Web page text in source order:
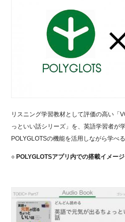
リスニング学習教材として評価の高い「
っといい話シリーズ」を、英語学習者が
POLYGLOTSの機能を活用しながら学べ
○ POLYGLOTSアプリ内での搭載イメージ